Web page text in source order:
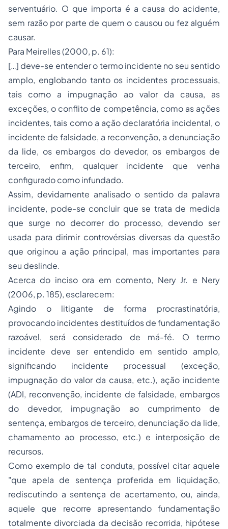
serventuário. O que importa é a causa do acidente,
sem razão por parte de quem o causou ou fez alguém
causar.
Para Meirelles (2000, p. 61):
[…] deve-se entender o termo incidente no seu sentido
amplo, englobando tanto os incidentes processuais,
tais como a impugnação ao valor da causa, as
exceções, o conflito de competência, como as ações
incidentes, tais como a ação declaratória incidental, o
incidente de falsidade, a reconvenção, a denunciação
da lide, os embargos do devedor, os embargos de
terceiro, enfim, qualquer incidente que venha
configurado como infundado.
Assim, devidamente analisado o sentido da palavra
incidente, pode-se concluir que se trata de medida
que surge no decorrer do processo, devendo ser
usada para dirimir controvérsias diversas da questão
que originou a ação principal, mas importantes para
seu deslinde.
Acerca do inciso ora em comento, Nery Jr. e Nery
(2006, p. 185), esclarecem:
Agindo o litigante de forma procrastinatória,
provocando incidentes destituídos de fundamentação
razoável, será considerado de má-fé. O termo
incidente deve ser entendido em sentido amplo,
significando incidente processual (exceção,
impugnação do valor da causa, etc.), ação incidente
(ADI, reconvenção, incidente de falsidade, embargos
do devedor, impugnação ao cumprimento de
sentença, embargos de terceiro, denunciação da lide,
chamamento ao processo, etc.) e interposição de
recursos.
Como exemplo de tal conduta, possível citar aquele
"que apela de sentença proferida em liquidação,
rediscutindo a sentença de acertamento, ou, ainda,
aquele que recorre apresentando fundamentação
totalmente divorciada da decisão recorrida, hipótese